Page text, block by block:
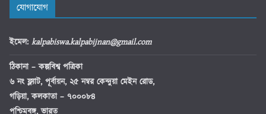
যোগাযোগ
ইমেল: kalpabiswa.kalpabijnan@gmail.com
ঠিকানা– কল্পবিশ্ব পত্রিকা
৬ নং ফ্ল্যাট, পূর্বায়ন, ২৫ নম্বর কেন্দুয়া মেইন রোড,
গড়িয়া, কলকাতা – ৭০০০৮৪
পশ্চিমবঙ্গ, ভারত